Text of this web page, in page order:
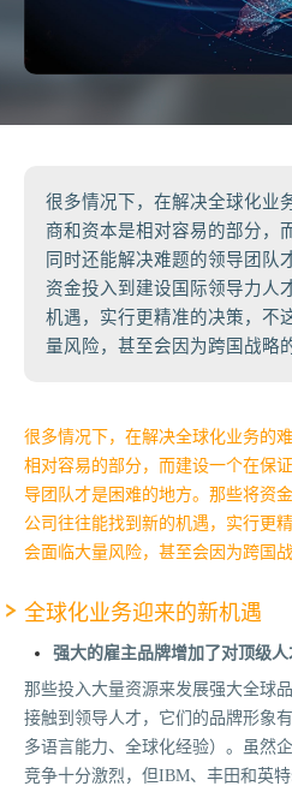
很多情况下，在解决全球化业
商和资本是相对容易的部分，
同时还能解决难题的领导团队
资金投入到建设国际领导力人
机遇，实行更精准的决策，不
量风险，甚至会因为跨国战略
很多情况下，在解决全球化业务的
相对容易的部分，而建设一个在保
导团队才是困难的地方。那些将资
公司往往能找到新的机遇，实行更
会面临大量风险，甚至会因为跨国
全球化业务迎来的新机遇
强大的雇主品牌增加了对顶级人
那些投入大量资源来发展强大全球
接触到领导人才，它们的品牌形象
多语言能力、全球化经验）。虽然
竞争十分激烈，但IBM、丰田和英